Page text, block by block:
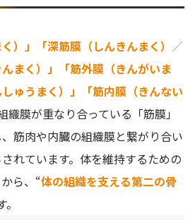
を使った、足裏・膝裏の筋肉リリース
を使ったお尻の筋膜リリース
30cmサイズがベスト
を使った、背中の筋膜リリース
を使った前ももの筋膜リリース
く）」「深筋膜（しんきんまく）／
まく）」「筋外膜（きんがいま
ゅうまく）」「筋内膜（きんない
織膜が重なり合っている「筋膜」
筋肉や内臓の組織膜と繋がり合い
れています。体を維持するための
ら、“体の組織を支える第二の骨